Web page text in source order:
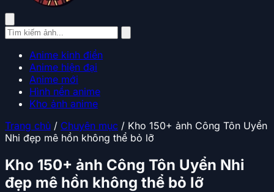
Anime kinh điển
Anime hiện đại
Anime mới
Hình nền anime
Kho ảnh anime
Trang chủ / Chuyên mục / Kho 150+ ảnh Công Tôn Uyển
Nhi đẹp mê hồn không thể bỏ lỡ
Kho 150+ ảnh Công Tôn Uyển Nhi
đẹp mê hồn không thể bỏ lỡ